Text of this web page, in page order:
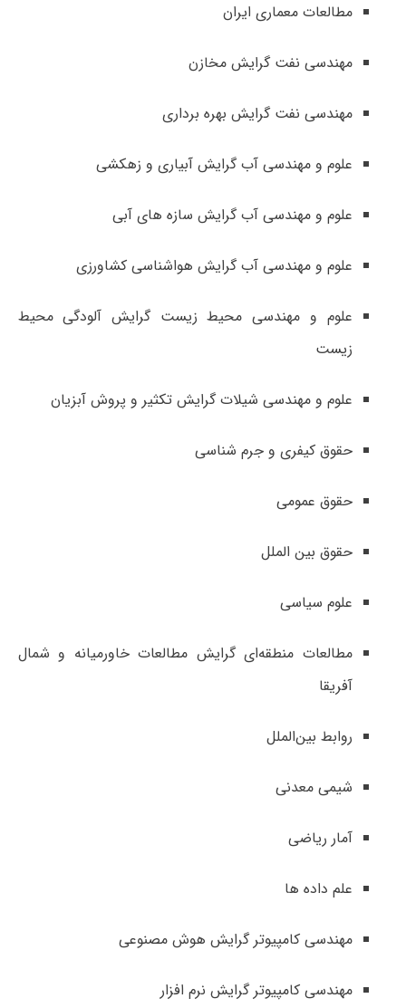
مطالعات معماری ایران
مهندسی نفت گرایش مخازن
مهندسی نفت گرایش بهره برداری
علوم و مهندسی آب گرایش آبیاری و زهکشی
علوم و مهندسی آب گرایش سازه های آبی
علوم و مهندسی آب گرایش هواشناسی کشاورزی
علوم و مهندسی محیط زیست گرایش آلودگی محیط
زیست
علوم و مهندسی شیلات گرایش تکثیر و پروش آبزیان
حقوق کیفری و جرم شناسی
حقوق عمومی
حقوق بین الملل
علوم سیاسی
مطالعات منطقه‌ای گرایش مطالعات خاورمیانه و شمال
آفریقا
روابط بین‌الملل
شیمی معدنی
آمار ریاضی
علم داده ها
مهندسی کامپیوتر گرایش هوش مصنوعی
مهندسی کامپیوتر گرایش نرم افزار